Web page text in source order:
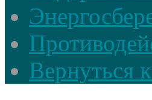
Вернуться